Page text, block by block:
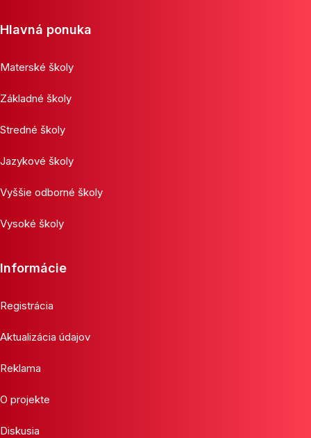
Hlavná ponuka
Materské školy
Základné školy
Stredné školy
Jazykové školy
Vyššie odborné školy
Vysoké školy
Informácie
Registrácia
Aktualizácia údajov
Reklama
O projekte
Diskusia